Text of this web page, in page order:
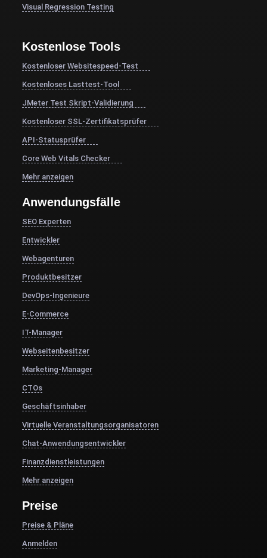
Visual Regression Testing
Kostenlose Tools
Kostenloser Websitespeed-Test
Kostenloses Lasttest-Tool
JMeter Test Skript-Validierung
Kostenloser SSL-Zertifikatsprüfer
API-Statusprüfer
Core Web Vitals Checker
Mehr anzeigen
Anwendungsfälle
SEO Experten
Entwickler
Webagenturen
Produktbesitzer
DevOps-Ingenieure
E-Commerce
IT-Manager
Webseitenbesitzer
Marketing-Manager
CTOs
Geschäftsinhaber
Virtuelle Veranstaltungsorganisatoren
Chat-Anwendungsentwickler
Finanzdienstleistungen
Mehr anzeigen
Preise
Preise & Pläne
Anmelden